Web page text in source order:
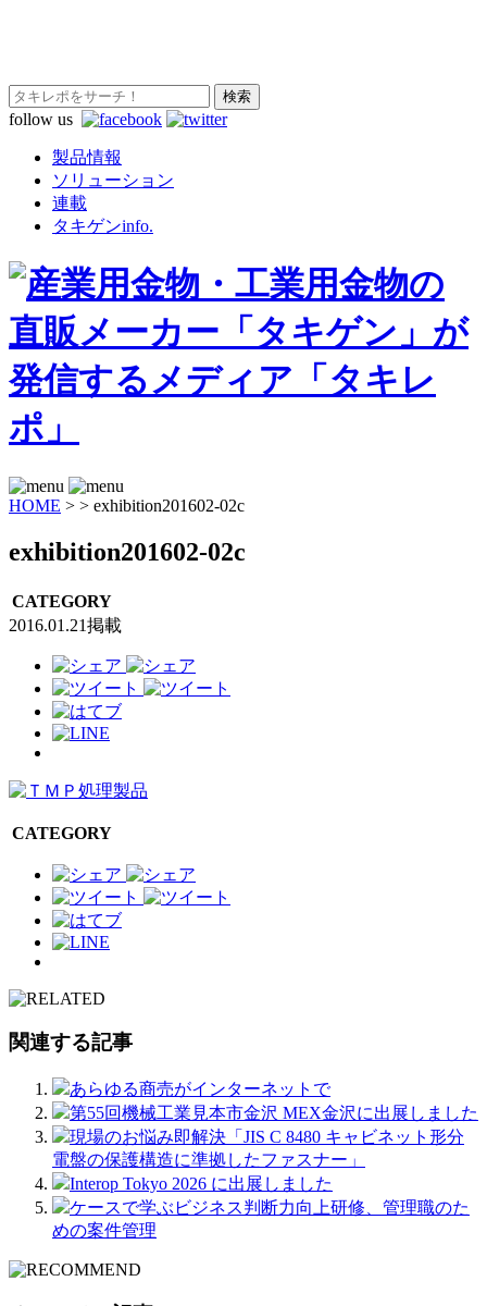
follow us
製品情報
ソリューション
連載
タキゲンinfo.
HOME > > exhibition201602-02c
exhibition201602-02c
CATEGORY
2016.01.21掲載
CATEGORY
関連する記事
あらゆる商売がインターネットで
第55回機械工業見本市金沢 MEX金沢に出展しました
現場のお悩み即解決「JIS C 8480 キャビネット形分
電盤の保護構造に準拠したファスナー」
Interop Tokyo 2026 に出展しました
ケースで学ぶビジネス判断力向上研修、管理職のた
めの案件管理